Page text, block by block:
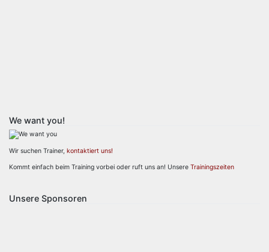
We want you!
Wir suchen Trainer, kontaktiert uns!
Kommt einfach beim Training vorbei oder ruft uns an! Unsere Trainingszeiten
Unsere Sponsoren